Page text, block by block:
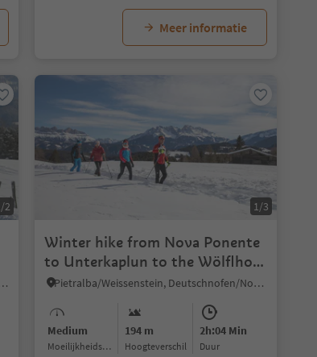
Meer informatie
2
Nova Ponente, Dolomites Region Eggental
1/3
Winter hike from Nova Ponente
to Unterkaplun to the Wölflhof
farm
Pietralba/Weissenstein, Deutschnofen/Nova Ponente, Dolomites Region Eggental
Medium
Moeilijkheidsgraad
194 m
Hoogteverschil
2h:04 Min
Duur